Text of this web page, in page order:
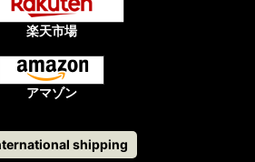
ンスBB［EXSENCE BB］対応 カスタ
LB SS［EXSENCE LB SS］対応 カ
楽天市場
アマゾン
shipping